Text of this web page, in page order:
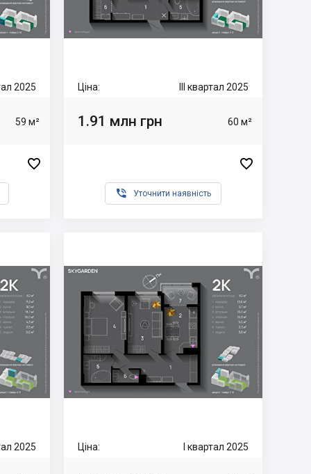
2025
59 м²

Ціна: III квартал 2025
1.91 млн грн 60 м²

 Уточнити наявність
2025 Ціна: I квартал 2025